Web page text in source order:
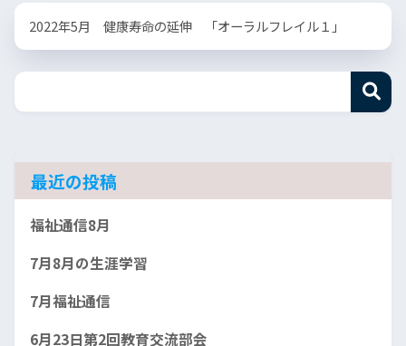
2022年5月 健康寿命の延伸 「オーラルフレイル１」
最近の投稿
福祉通信8月
7月8月の生涯学習
7月福祉通信
6月23日第2回教育交流部会